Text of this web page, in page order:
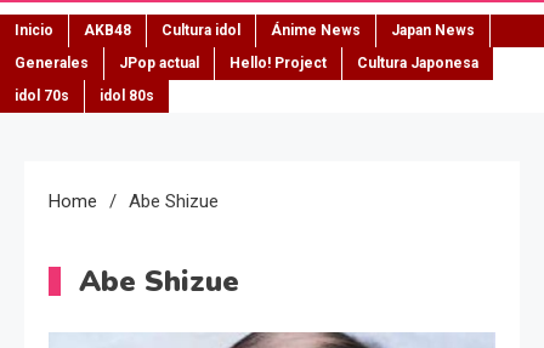
Inicio AKB48 Cultura idol Ánime News
Japan News
Generales
JPop actual Hello! Project
Cultura Japonesa
idol 70s
idol 80s
Home Abe Shizue
Abe Shizue